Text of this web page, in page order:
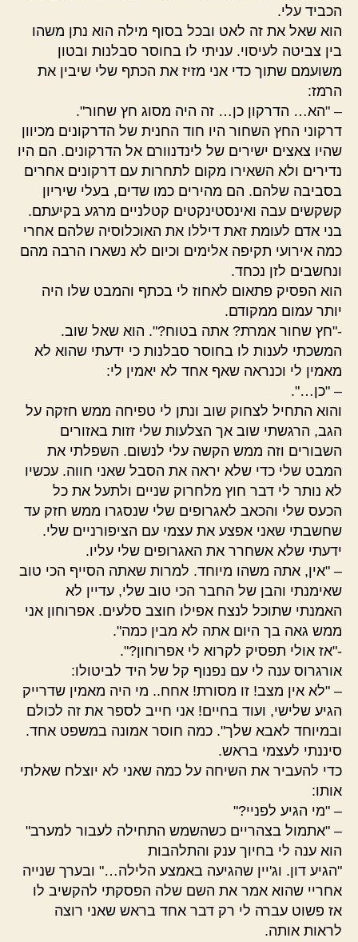
הכביד עלי.
הוא שאל את זה לאט ובכל בסוף מילה הוא נתן משהו
בין צביטה לעיסוי. עניתי לו בחוסר סבלנות ובטון
משועמם שתוך כדי אני מזיז את הכתף שלי שיבין את
הרמז:
– "הא… הדרקון כן… זה היה מסוג חץ שחור".
דרקוני החץ השחור היו חוד החנית של הדרקונים מכיוון
שהיו צאצים ישירים של לינדנוורם אל הדרקונים. הם היו
נדירים ולא השאירו מקום לתחרות עם דרקונים אחרים
בסביבה שלהם. הם מהירים כמו שדים, בעלי שיריון
קשקשים עבה ואינסטינקטים קטלניים מרגע בקיעתם.
בני אדם לעומת זאת דיללו את האוכלוסיה שלהם אחרי
כמה אירועי תקיפה אלימים וכיום לא נשארו הרבה מהם
ונחשבים לזן נכחד.
הוא הפסיק פתאום לאחוז לי בכתף והמבט שלו היה
יותר עמום ממקודם.
-"חץ שחור אמרת? אתה בטוח?". הוא שאל שוב.
המשכתי לענות לו בחוסר סבלנות כי ידעתי שהוא לא
מאמין לי וכנראה שאף אחד לא יאמין לי:
– "כן…".
והוא התחיל לצחוק שוב ונתן לי טפיחה ממש חזקה על
הגב, הרגשתי שוב אך הצלעות שלי זזות באזורים
השבורים וזה ממש הקשה עלי לנשום. השפלתי את
המבט שלי כדי שלא יראה את הסבל שאני חווה. עכשיו
לא נותר לי דבר חוץ מלחרוק שניים ולתעל את כל
הכעס שלי והכאב לאגרופים שלי שנסגרו ממש חזק עד
שחשבתי שאני אפצע את עצמי עם הציפורניים שלי.
ידעתי שלא אשחרר את האגרופים שלי עליו.
– "אין, אתה משהו מיוחד. למרות שאתה הסייף הכי טוב
שאימנתי והבן של החבר הכי טוב שלי, עדיין לא
האמנתי שתוכל לנצח אפילו חוצב סלעים. אפרוחון אני
ממש גאה בך היום אתה לא מבין כמה".
-"אז אולי תפסיק לקרוא לי אפרוחון?".
אורגרוס ענה לי עם נפנוף קל של היד לביטולו:
– "לא אין מצב! זו מסורת! אחח.. מי היה מאמין שדרייק
הגיע שלישי, ועוד בחיים! אני חייב לספר את זה לכולם
ובמיוחד לאבא שלך". כמה חוסר אמונה במשפט אחד.
סיננתי לעצמי בראש.
כדי להעביר את השיחה על כמה שאני לא יוצלח שאלתי
אותו:
– "מי הגיע לפניי?"
– "אתמול בצהריים כשהשמש התחילה לעבור למערב"
הוא ענה לי בחיוך ענק והתלהבות
"הגיע דון. וג'יין שהגיעה באמצע הלילה…" ובערך שנייה
אחריי שהוא אמר את השם שלה הפסקתי להקשיב לו
אז פשוט עברה לי רק דבר אחד בראש שאני רוצה
לראות אותה.